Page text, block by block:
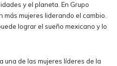
y el planeta. En Grupo
más mujeres liderando el cambio.
lograr el sueño mexicano y lo
una de las mujeres líderes de la